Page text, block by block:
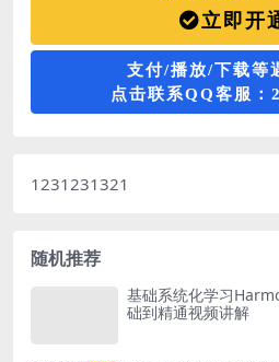
立即开
支付/播放/下载等
点击联系QQ客服：
1231231321
随机推荐
基础系统化学习
础到精通视频讲解